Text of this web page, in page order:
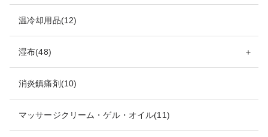
温冷却用品(12)
湿布(48) ＋
消炎鎮痛剤(10)
マッサージクリーム・ゲル・オイル(11)